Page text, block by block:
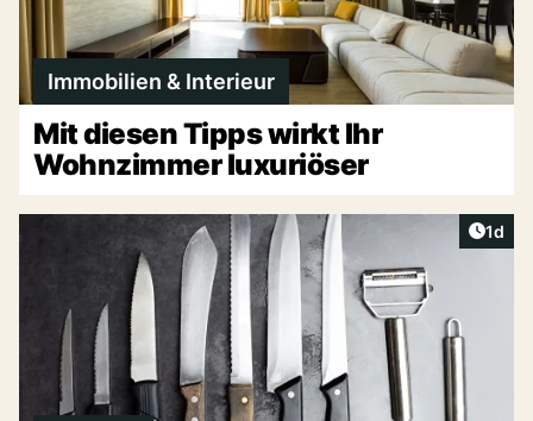
Immobilien & Interieur
Mit diesen Tipps wirkt Ihr
Wohnzimmer luxuriöser
1d